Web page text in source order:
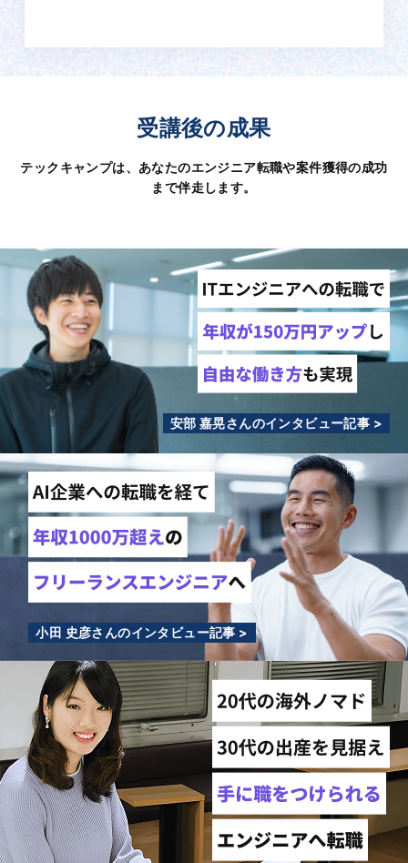
受講後の成果
テックキャンプは、あなたのエンジニア転職や案件獲得の成功
まで伴走します。
安部 嘉晃さんのインタビュー記事 >
小田 史彦さんのインタビュー記事 >